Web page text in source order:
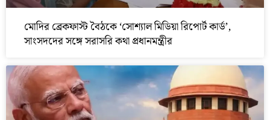
মোদির ব্রেকফাস্ট বৈঠকে ‘সোশ্যাল মিডিয়া রিপোর্ট কার্ড’,
সাংসদদের সঙ্গে সরাসরি কথা প্রধানমন্ত্রীর